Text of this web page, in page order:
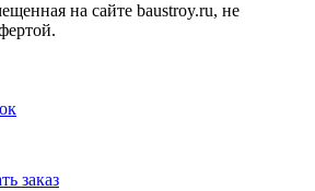
на сайте baustroy.ru, не
заказ